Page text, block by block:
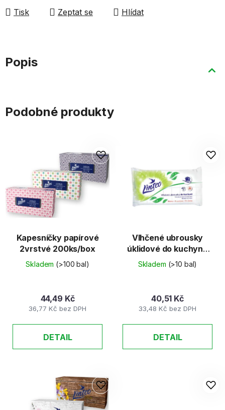
Tisk Zeptat se Hlídat
Popis
Podobné produkty
Kapesníčky papírové
2vrstvé 200ks/box
Skladem (>100 bal)
36,77 Kč bez DPH
44,49 Kč
DETAIL
Vlhčené ubrousky
úklidové do kuchyně
40ks/bal
Skladem (>10 bal)
33,48 Kč bez DPH
40,51 Kč
DETAIL